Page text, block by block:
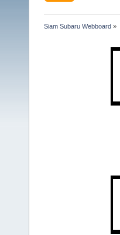
Siam Subaru Webboard »